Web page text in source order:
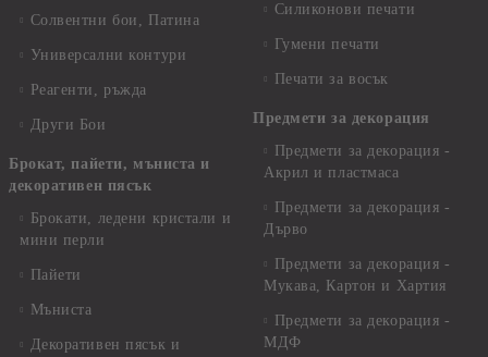
Солвентни бои, Патина
Универсални контури
Реагенти, ръжда
Други Бои
Брокат, пайети, мъниста и
декоративен пясък
Брокати, ледени кристали и
мини перли
Пайети
Мъниста
Декоративен пясък и
Силиконови печати
Гумени печати
Печати за восък
Предмети за декорация
Предмети за декорация -
Акрил и пластмаса
Предмети за декорация -
Дърво
Предмети за декорация -
Мукава, Картон и Хартия
Предмети за декорация -
МДФ